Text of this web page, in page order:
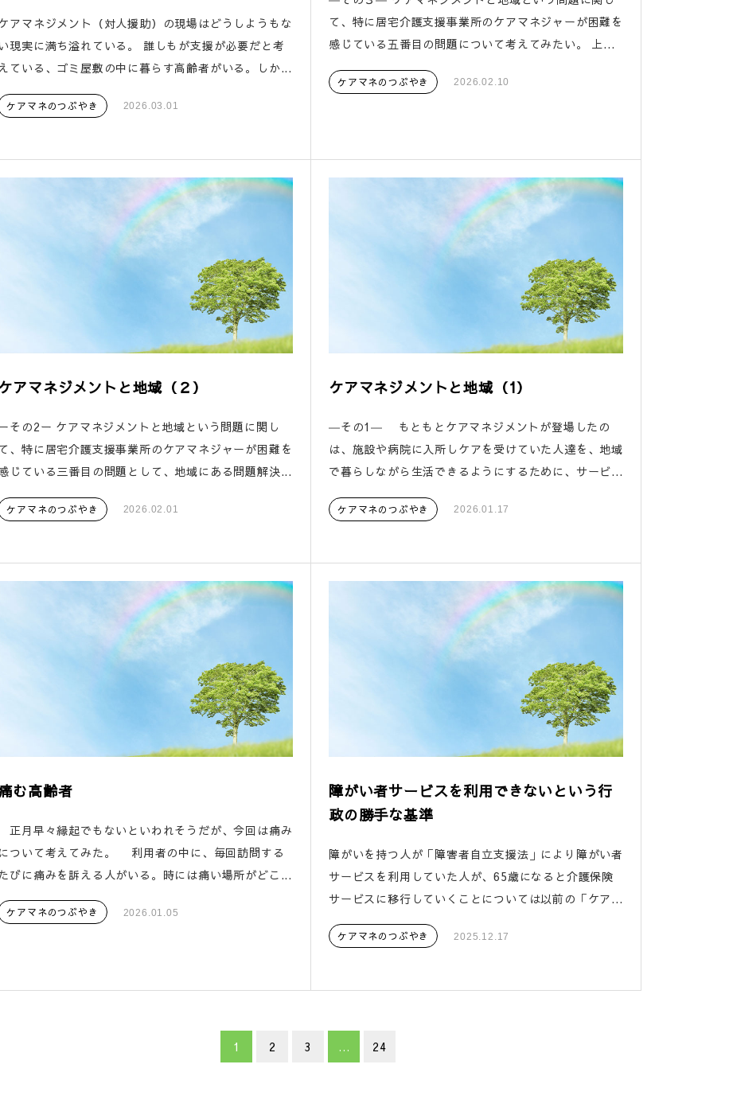
アマネジメント（対人援助）の現場はどうしようもな
現実に満ち溢れている。 誰しもが支援が必要だと考
ている、ゴミ屋敷の中に暮らす高齢者がいる。しか...
ケアマネのつぶやき 2026.03.01
て、特に居宅介護支援事業所のケアマネジャーが困難を
感じている五番目の問題について考えてみたい。 上...
ケアマネのつぶやき 2026.02.10
アマネジメントと地域（２）
その2ー ケアマネジメントと地域という問題に関し
て、特に居宅介護支援事業所のケアマネジャーが困難を
じている三番目の問題として、地域にある問題解決...
ケアマネのつぶやき 2026.02.01
ケアマネジメントと地域（1）
―その1― もともとケアマネジメントが登場したの
は、施設や病院に入所しケアを受けていた人達を、地域
で暮らしながら生活できるようにするために、サービ...
ケアマネのつぶやき 2026.01.17
む高齢者
正月早々縁起でもないといわれそうだが、今回は痛み
について考えてみた。 利用者の中に、毎回訪問する
びに痛みを訴える人がいる。時には痛い場所がどこ...
ケアマネのつぶやき 2026.01.05
障がい者サービスを利用できないという行
政の勝手な基準
障がいを持つ人が「障害者自立支援法」により障がい者
サービスを利用していた人が、65歳になると介護保険
サービスに移行していくことについては以前の「ケア...
ケアマネのつぶやき 2025.12.17
1 2 3 … 24